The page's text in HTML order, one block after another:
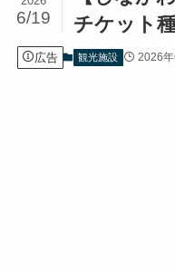
チケット
6/19
広告 観光施設 2026